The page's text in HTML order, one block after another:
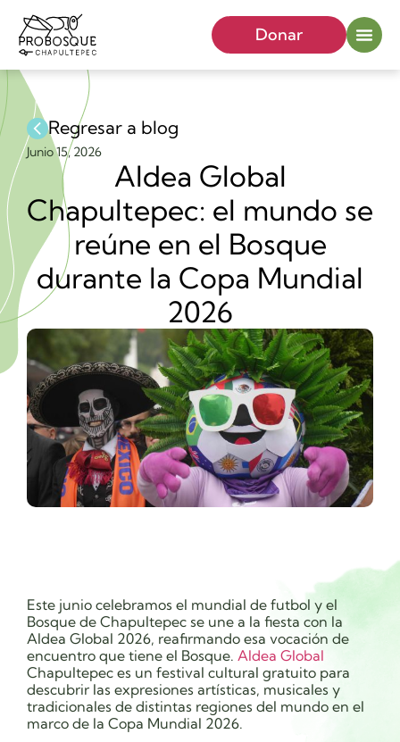
Donar
Regresar a blog
Junio 15, 2026
Aldea Global
Chapultepec: el mundo se
reúne en el Bosque
durante la Copa Mundial
2026
Este junio celebramos el mundial de futbol y el
Bosque de Chapultepec se une a la fiesta con la
Aldea Global 2026, reafirmando esa vocación de
encuentro que tiene el Bosque. Aldea Global
Chapultepec es un festival cultural gratuito para
descubrir las expresiones artísticas, musicales y
tradicionales de distintas regiones del mundo en el
marco de la Copa Mundial 2026.